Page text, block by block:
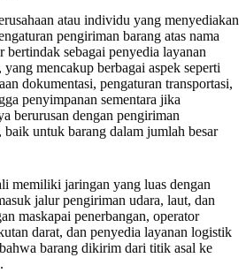
atau individu yang menyediakan
pengiriman barang atas nama
sebagai penyedia layanan
mencakup berbagai aspek seperti
dokumentasi, pengaturan transportasi,
penyimpanan sementara jika
berurusan dengan pengiriman
untuk barang dalam jumlah besar
memiliki jaringan yang luas dengan
jalur pengiriman udara, laut, dan
maskapai penerbangan, operator
darat, dan penyedia layanan logistik
barang dikirim dari titik asal ke